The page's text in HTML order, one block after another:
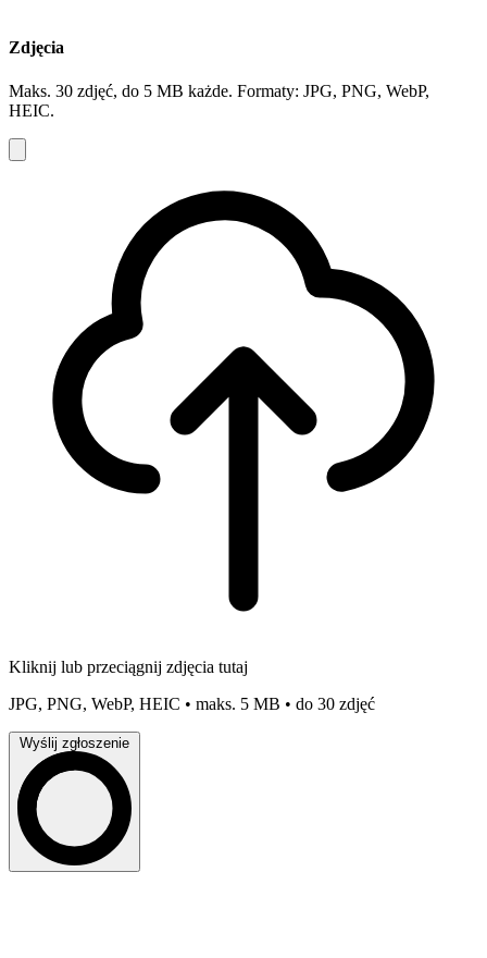
Zdjęcia
Maks. 30 zdjęć, do 5 MB każde. Formaty: JPG, PNG, WebP,
HEIC.
Kliknij lub przeciągnij zdjęcia tutaj
JPG, PNG, WebP, HEIC • maks. 5 MB • do 30 zdjęć
Wyślij zgłoszenie